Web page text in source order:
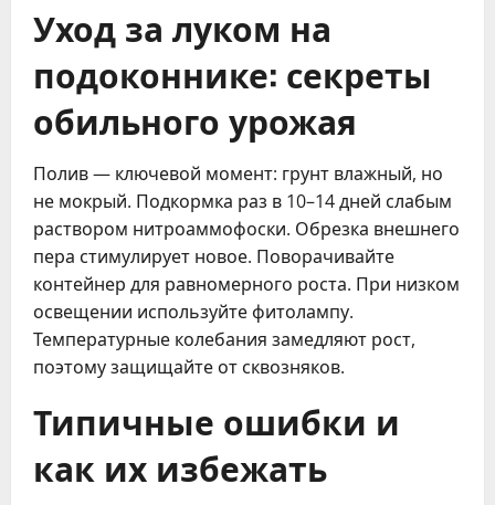
Уход за луком на
подоконнике: секреты
обильного урожая
Полив — ключевой момент: грунт влажный, но
не мокрый. Подкормка раз в 10–14 дней слабым
раствором нитроаммофоски. Обрезка внешнего
пера стимулирует новое. Поворачивайте
контейнер для равномерного роста. При низком
освещении используйте фитолампу.
Температурные колебания замедляют рост,
поэтому защищайте от сквозняков.
Типичные ошибки и
как их избежать